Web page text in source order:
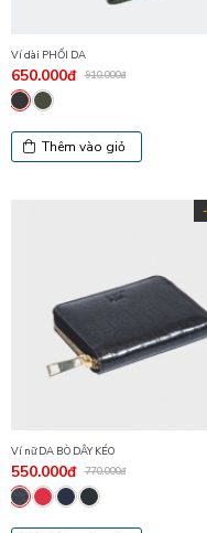
Ví dài PHỐI DA
650.000đ 910.000đ
Thêm vào giỏ
Ví nữ DA BÒ DÂY KÉO
550.000đ 770.000đ